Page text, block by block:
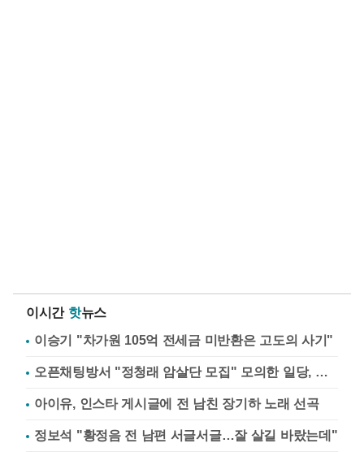
이시간 핫뉴스
이승기 "차가원 105억 전세금 미반환은 고도의 사기"
오픈채팅방서 "정청래 암살단 모집" 모의한 일당, 불구속 송치
아이유, 인스타 게시글에 전 남친 장기하 노래 선곡
정보석 "황정음 전 남편 서글서글…잘 살길 바랐는데"